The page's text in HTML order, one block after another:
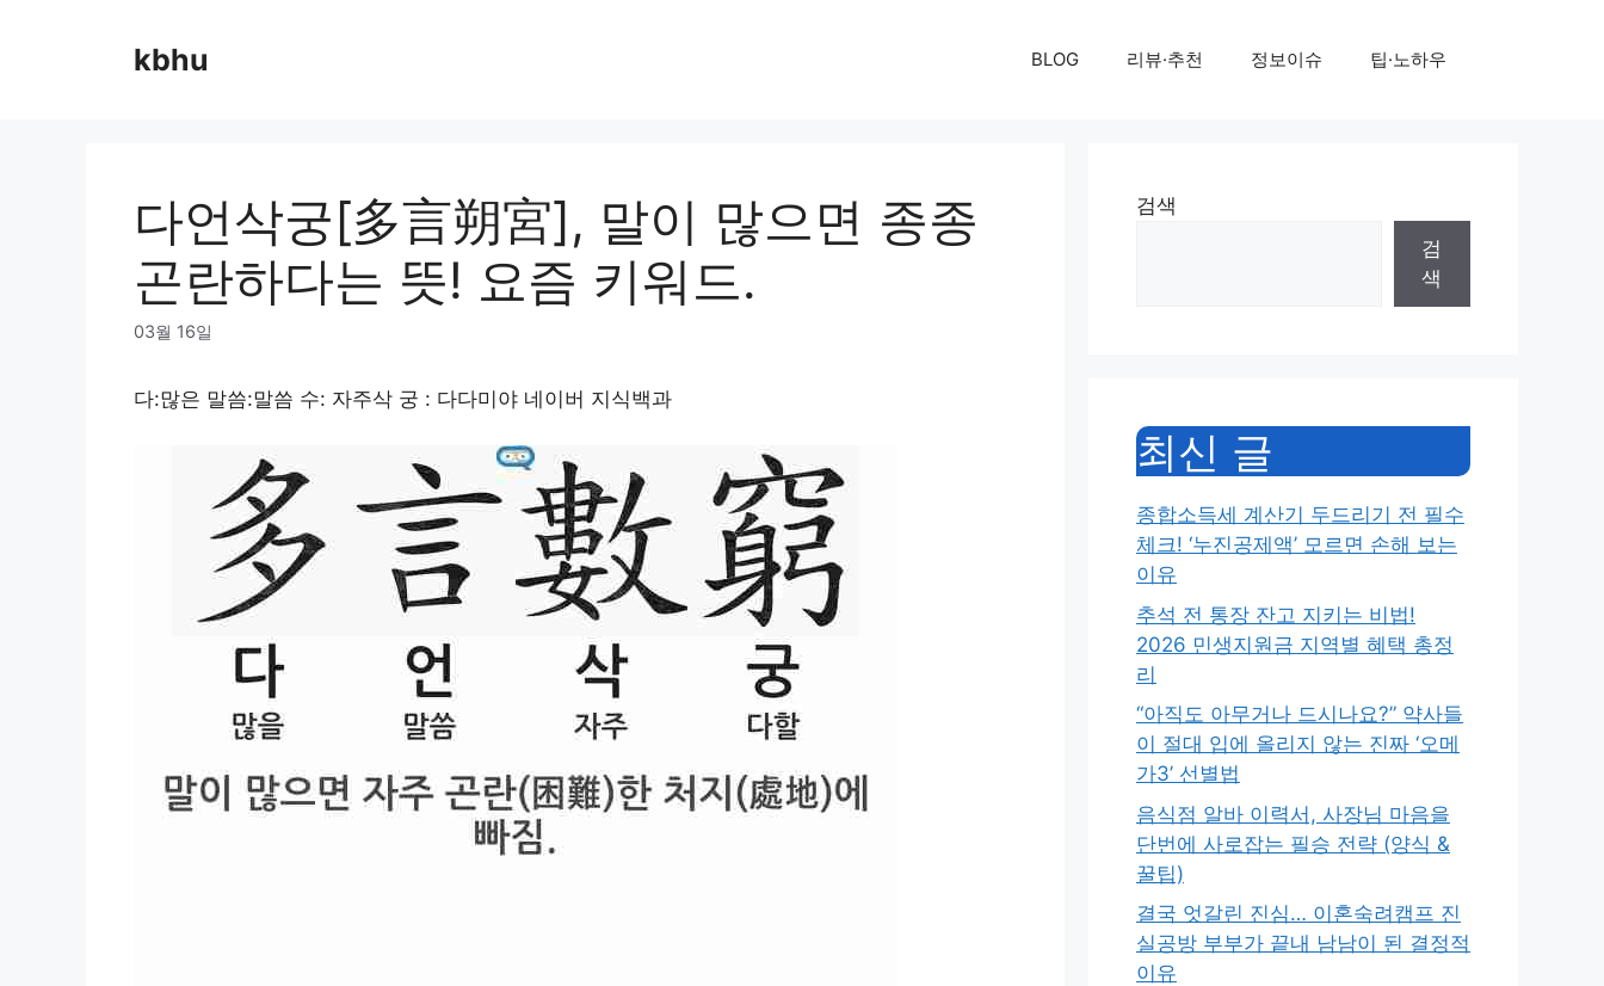
kbhu BLOG 리뷰·추천 정보이슈 팁·노하우
다언삭궁[多言朔宮], 말이 많으면 종종
곤란하다는 뜻! 요즘 키워드.
03월 16일
다:많은 말씀:말씀 수: 자주삭 궁 : 다다미야 네이버 지식백과
검색
검
색
최신 글
종합소득세 계산기 두드리기 전 필수
체크! ‘누진공제액’ 모르면 손해 보는
이유
추석 전 통장 잔고 지키는 비법!
2026 민생지원금 지역별 혜택 총정
리
“아직도 아무거나 드시나요?” 약사들
이 절대 입에 올리지 않는 진짜 ‘오메
가3’ 선별법
음식점 알바 이력서, 사장님 마음을
단번에 사로잡는 필승 전략 (양식 &
꿀팁)
결국 엇갈린 진심… 이혼숙려캠프 진
실공방 부부가 끝내 남남이 된 결정적
이유